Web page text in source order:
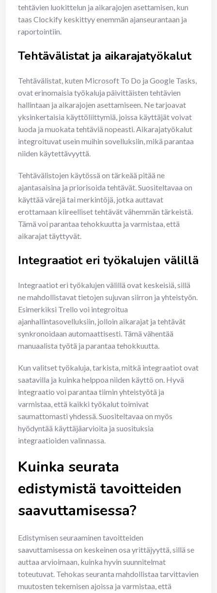
tehtävien luokittelun ja aikarajojen asettamisen, kun
taas Clockify keskittyy enemmän ajanseurantaan ja
raportointiin.
Tehtävälistat ja aikarajatyökalut
Tehtävälistat, kuten Microsoft To Do ja Google Tasks,
ovat erinomaisia työkaluja päivittäisten tehtävien
hallintaan ja aikarajojen asettamiseen. Ne tarjoavat
yksinkertaisia käyttöliittymiä, joissa käyttäjät voivat
luoda ja muokata tehtäviä nopeasti. Aikarajatyökalut
integroituvat usein muihin sovelluksiin, mikä parantaa
niiden käytettävyyttä.
Tehtävälistojen käytössä on tärkeää pitää ne
ajantasaisina ja priorisoida tehtävät. Suositeltavaa on
käyttää värejä tai merkintöjä, jotka auttavat
erottamaan kiireelliset tehtävät vähemmän tärkeistä.
Tämä voi parantaa tehokkuutta ja varmistaa, että
aikarajat täyttyvät.
Integraatiot eri työkalujen välillä
Integraatiot eri työkalujen välillä ovat keskeisiä, sillä
ne mahdollistavat tietojen sujuvan siirron ja yhteistyön.
Esimerkiksi Trello voi integroitua
ajanhallintasovelluksiin, jolloin aikarajat ja tehtävät
synkronoidaan automaattisesti. Tämä vähentää
manuaalista työtä ja parantaa tehokkuutta.
Kun valitset työkaluja, tarkista, mitkä integraatiot ovat
saatavilla ja kuinka helppoa niiden käyttö on. Hyvä
integraatio voi parantaa tiimin yhteistyötä ja
varmistaa, että kaikki työkalut toimivat
saumattomasti yhdessä. Suositeltavaa on myös
hyödyntää käyttäjäarvioita ja suosituksia
integraatioiden valinnassa.
Kuinka seurata
edistymistä tavoitteiden
saavuttamisessa?
Edistymisen seuraaminen tavoitteiden
saavuttamisessa on keskeinen osa yrittäjyyttä, sillä se
auttaa arvioimaan, kuinka hyvin suunnitelmat
toteutuvat. Tehokas seuranta mahdollistaa tarvittavien
muutosten tekemisen ajoissa ja varmistaa, että